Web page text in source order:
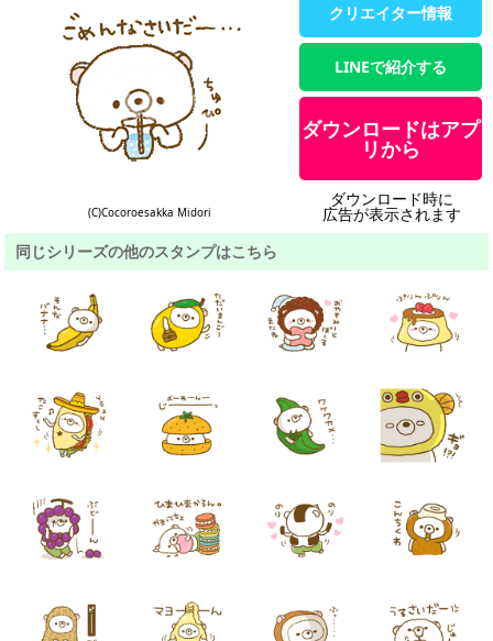
(C)Cocoroesakka Midori
クリエイター情報
LINEで紹介する
ダウンロードはアプ
リから
ダウンロード時に
広告が表示されます
同じシリーズの他のスタンプはこちら